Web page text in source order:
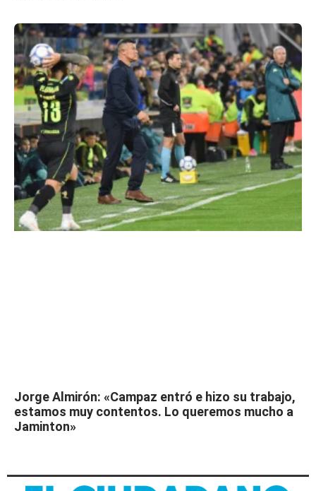
Jorge Almirón: «Campaz entró e hizo su trabajo,
estamos muy contentos. Lo queremos mucho a
Jaminton»